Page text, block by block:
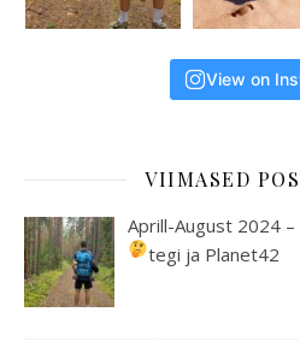
View on
VIIMASED
Aprill-August 2024
tegi ja Planet42